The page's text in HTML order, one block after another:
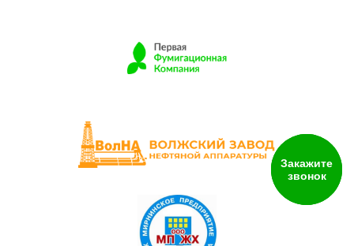
Закажите
звонок